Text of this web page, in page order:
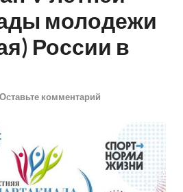
молодежи
России в
Оставьте комментарий